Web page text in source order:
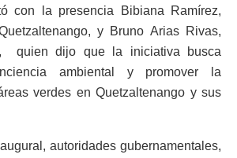
con la presencia Bibiana Ramírez,
y Bruno Arias Rivas,
quien dijo que la iniciativa busca
ambiental y promover la
verdes en Quetzaltenango y sus
autoridades gubernamentales,